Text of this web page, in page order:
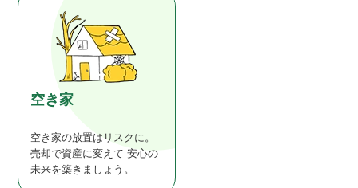
空き家
空き家の放置はリスクに。
売却で資産に変えて安心の
未来を築きましょう。